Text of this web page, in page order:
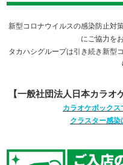
新型コロナウイルスの感染防止対
にご協力を
タカハシグループは引き続き新型
【一般社団法人日本カラオ
カラオケボック
クラスター感染